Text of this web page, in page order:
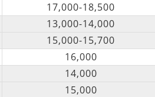
17,000-18,500
13,000-14,000
15,000-15,700
16,000
14,000
15,000